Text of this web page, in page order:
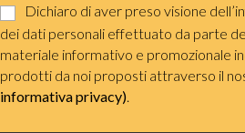
Dichiaro di aver preso visione
dei dati personali effettuato da parte
materiale informativo e promozionale
prodotti da noi proposti attraverso il
informativa privacy).